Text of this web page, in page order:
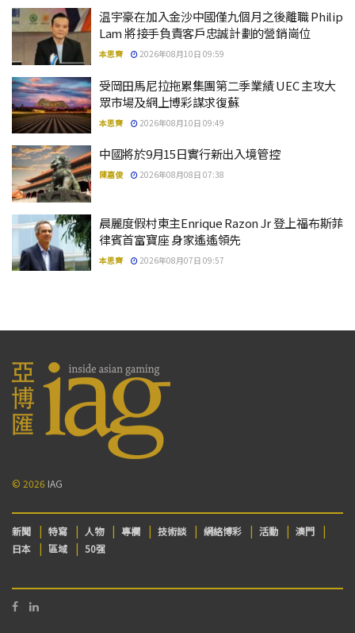
温宇豪在加入金沙中國僅九個月之後離職 Philip
Lam 將接手負責客戶忠誠計劃的營銷崗位
本思齊 2026年08月10日 09:59
受岡田馬尼拉拖累集團第二季業績 UEC 主攻大
眾市場及網上博彩謀求復蘇
本思齊 2026年08月10日 09:49
中國將於9月15日實行新出入境管控
陳嘉俊 2026年08月08日 07:38
晨麗度假村東主Enrique Razon Jr 登上福布斯菲
律賓首富寶座 身家遙遙領先
本思齊 2026年08月07日 09:57
© 2026 IAG
新聞 特寫 人物 專欄 技術談 網絡博彩 活動
澳門
日本
區域 50强